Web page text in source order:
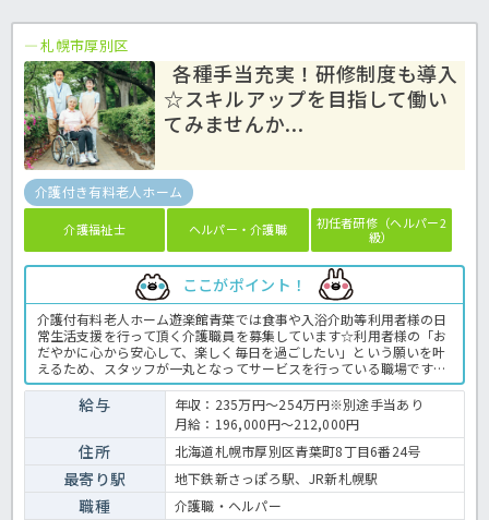
札幌市厚別区
各種手当充実！研修制度も導入
☆スキルアップを目指して働い
てみませんか...
介護付き有料老人ホーム
介護福祉士 ヘルパー・介護職
初任者研修（ヘルパー2
級）
ここがポイント！
介護付有料老人ホーム遊楽館青葉では食事や入浴介助等利用者様の日
常生活支援を行って頂く介護職員を募集しています☆利用者様の「お
だやかに心から安心して、楽しく毎日を過ごしたい」という願いを叶
えるため、スタッフが一丸となってサービスを行っている職場です◎
ベースアップによる手当も充実でやりがいを持って働けます！また、
資格取得支援制度、今年よりオンデマンド方式の研修制度も導入した
ためスキルを高めながら働きたい方必見です♪気になる方はお気軽に
ほっ介護までお問い合わせください。有料老人ホームでの介護業務全
般です。 ＜介護職 正職員 有老の求人＞
給与
年収：235万円～254万円※別途手当あり
月給：196,000円～212,000円
住所 北海道札幌市厚別区青葉町8丁目6番24号
最寄り駅 地下鉄新さっぽろ駅、JR新札幌駅
職種 介護職・ヘルパー